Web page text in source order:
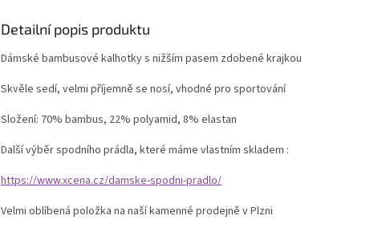
Detailní popis produktu
Dámské bambusové kalhotky s nižším pasem zdobené krajkou
Skvěle sedí, velmi příjemně se nosí, vhodné pro sportování
Složení: 70% bambus, 22% polyamid, 8% elastan
Další výběr spodního prádla, které máme vlastním skladem :
https://www.xcena.cz/damske-spodni-pradlo/
Velmi oblíbená položka na naší kamenné prodejně v Plzni